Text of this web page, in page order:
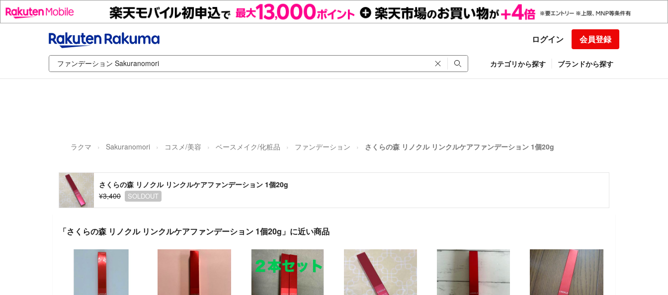
ログイン 会員登録
カテゴリから探す ブランドから探す
ラクマ Sakuranomori コスメ/美容 ベースメイク/化粧品 ファンデーション さくらの森 リノクル リンクルケアファンデーション 1個20g
さくらの森 リノクル リンクルケアファンデーション 1個20g
¥3,400
SOLDOUT
「さくらの森 リノクル リンクルケアファンデーション 1個20g」に近い商品